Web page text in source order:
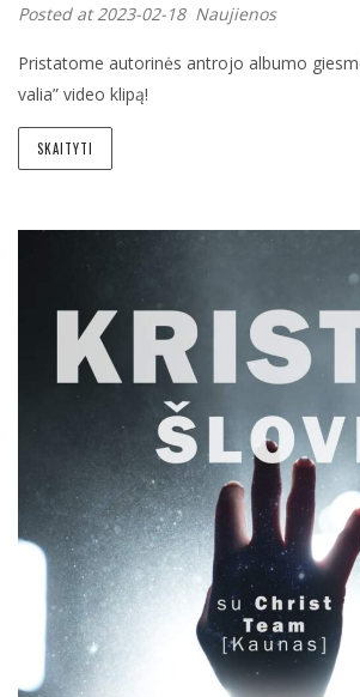
Posted at 2023-02-18 Naujienos
Pristatome autorinės antrojo albumo
valia” video klipą!
SKAITYTI